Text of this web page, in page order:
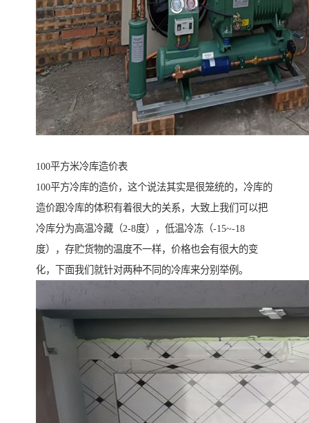
100平方米冷库造价表
100平方冷库的造价，这个说法其实是很笼统的，冷库的
造价跟冷库的体积有着很大的关系，大致上我们可以把
冷库分为高温冷藏（2-8度），低温冷冻（-15~-18
度），存贮货物的温度不一样，价格也会有很大的变
化，下面我们就针对两种不同的冷库来分别举例。